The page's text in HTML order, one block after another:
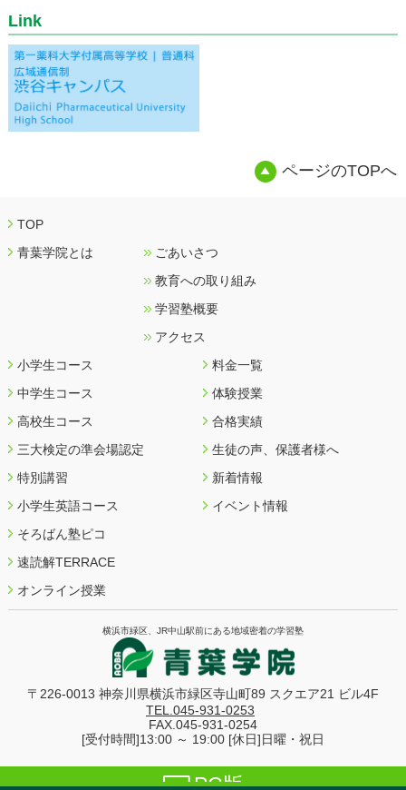
Link
ページのTOPへ
TOP
青葉学院とは
ごあいさつ
教育への取り組み
学習塾概要
アクセス
小学生コース
中学生コース
高校生コース
三大検定の準会場認定
特別講習
小学生英語コース
そろばん塾ピコ
速読解TERRACE
オンライン授業
料金一覧
体験授業
合格実績
生徒の声、保護者様へ
新着情報
イベント情報
横浜市緑区、JR中山駅前にある地域密着の学習塾
〒226-0013 神奈川県横浜市緑区寺山町89 スクエア21 ビル4F
TEL.045-931-0253
FAX.045-931-0254
[受付時間]13:00 ～ 19:00 [休日]日曜・祝日
PC版